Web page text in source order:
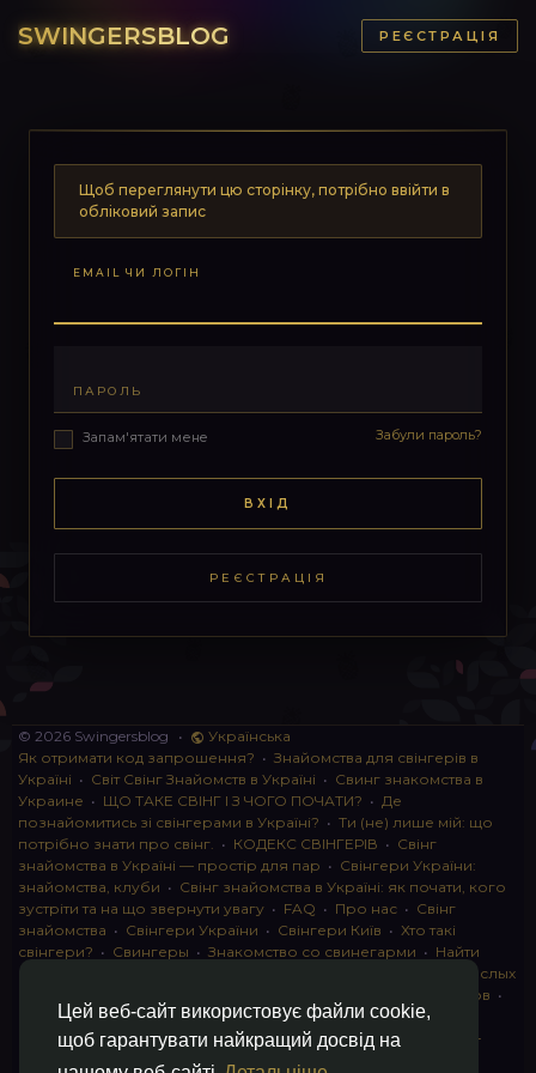
Цей веб-сайт використовує файли cookie,
щоб гарантувати найкращий досвід на
SWINGERSBLOG РЕЄСТРАЦІЯ
Щоб переглянути цю сторінку, потрібно ввійти в
обліковий запис
EMAIL ЧИ ЛОГІН
ПАРОЛЬ
Запам'ятати мене Забули пароль?
ВХІД
РЕЄСТРАЦІЯ
© 2026 Swingersblog •
Українська
Як отримати код запрошення? • Знайомства для свінгерів в
Україні • Світ Свінг Знайомств в Україні • Свинг знакомства в
Украине • ЩО ТАКЕ СВІНГ І З ЧОГО ПОЧАТИ? • Де
познайомитись зі свінгерами в Україні? • Ти (не) лише мій: що
потрібно знати про свінг. • КОДЕКС СВІНГЕРІВ • Свінг
знайомства в Україні — простір для пар • Свінгери України:
знайомства, клуби • Свінг знайомства в Україні: як почати, кого
зустріти та на що звернути увагу • FAQ • Про нас • Свінг
знайомства • Свінгери України • Свінгери Київ • Хто такі
свінгери? • Свингеры • Знакомство со свинегарми • Найти
instagram для взрослых
Клуб свингеров •
Конфіденційність• Правила• Партнерська програма
Свингеры •Свинг-пати•О свингерах откровенно
Свинг-
клуб: что это и как работает